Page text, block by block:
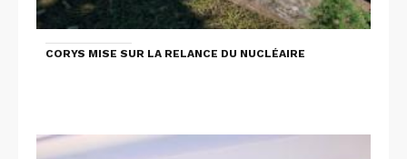
CORYS MISE SUR LA RELANCE DU NUCLÉAIRE